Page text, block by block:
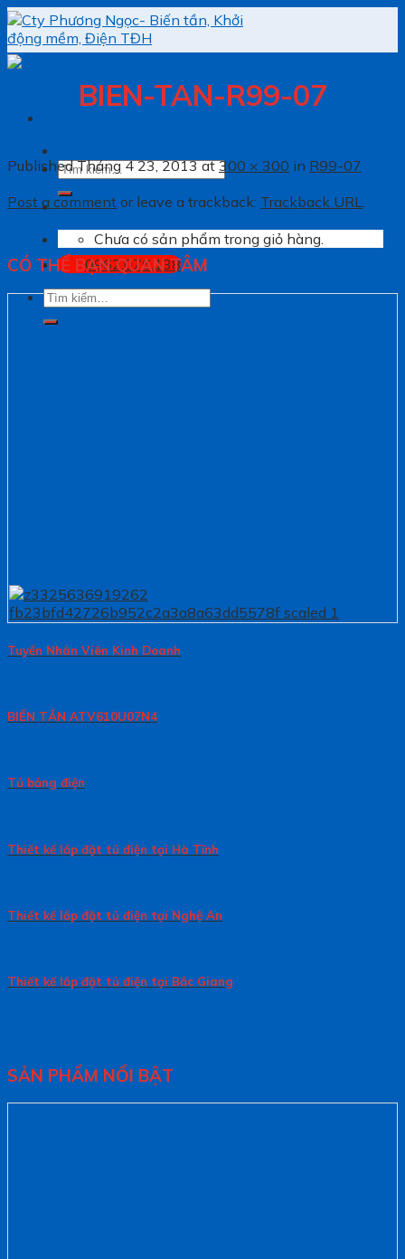
Skip
to
content
Tìm
Chưa có sản phẩm trong giỏ hàng.
0962.076.138
Tìm
BIEN-TAN-R99-07
PublishedTháng 4 23, 2013at300 × 300 in R99-07
Post a comment or leave a trackback: Trackback URL
CÓ THỂ BẠN QUAN TÂM
Tuyển Nhân Viên Kinh Doanh
BIẾN TẦN ATV610U07N4
Tủ bảng điện
Thiết kế lắp đặt tủ điện tại Hà Tĩnh
Thiết kế lắp đặt tủ điện tại Nghệ An
Thiết kế lắp đặt tủ điện tại Bắc Giang
SẢN PHẨM NỔI BẬT